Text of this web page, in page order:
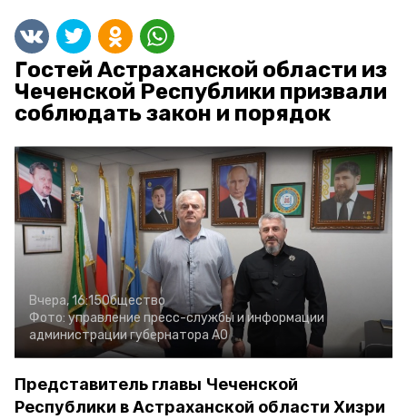
Гостей Астраханской области из
Чеченской Республики призвали
соблюдать закон и порядок
Вчера, 16:15Общество
Фото: управление пресс-службы и информации
администрации губернатора АО
Представитель главы Чеченской
Республики в Астраханской области Хизри